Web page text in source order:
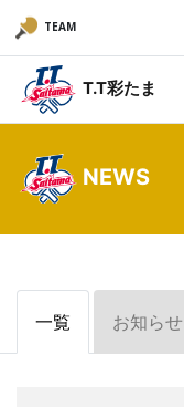
TEAM
T.T彩たま
NEWS
一覧 お知らせ